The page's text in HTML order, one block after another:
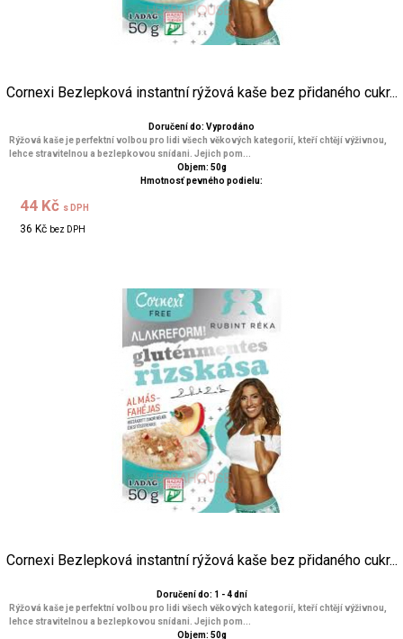
Cornexi Bezlepková instantní rýžová kaše bez přidaného cukr...
Doručení do: Vyprodáno
Rýžová kaše je perfektní volbou pro lidi všech věkových kategorií, kteří chtějí výživnou,
lehce stravitelnou a bezlepkovou snídani. Jejich pom...
Objem: 50g
Hmotnosť pevného podielu:
44 Kč s DPH
36 Kč bez DPH
Cornexi Bezlepková instantní rýžová kaše bez přidaného cukr...
Doručení do: 1 - 4 dní
Rýžová kaše je perfektní volbou pro lidi všech věkových kategorií, kteří chtějí výživnou,
lehce stravitelnou a bezlepkovou snídani. Jejich pom...
Objem: 50g